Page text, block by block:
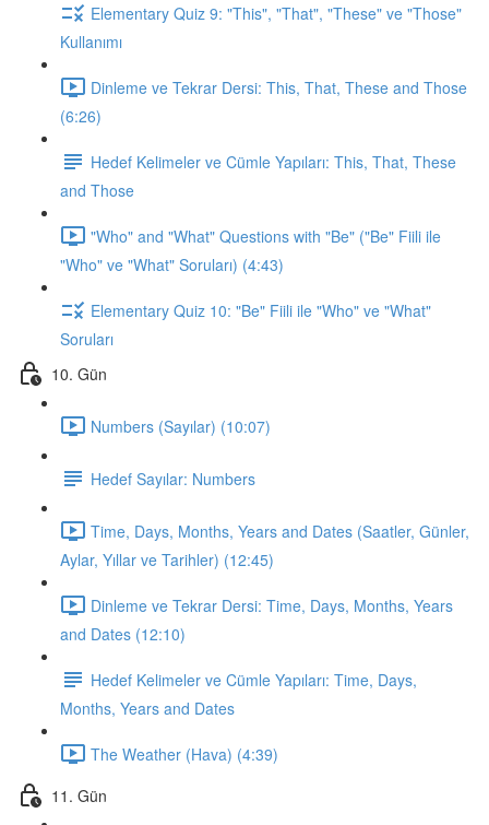
Elementary Quiz 9: "This", "That", "These" ve "Those"
Kullanımı
Dinleme ve Tekrar Dersi: This, That, These and Those
(6:26)
Hedef Kelimeler ve Cümle Yapıları: This, That, These
and Those
"Who" and "What" Questions with "Be" ("Be" Fiili ile
"Who" ve "What" Soruları) (4:43)
Elementary Quiz 10: "Be" Fiili ile "Who" ve "What"
Soruları
10. Gün
Numbers (Sayılar) (10:07)
Hedef Sayılar: Numbers
Time, Days, Months, Years and Dates (Saatler, Günler,
Aylar, Yıllar ve Tarihler) (12:45)
Dinleme ve Tekrar Dersi: Time, Days, Months, Years
and Dates (12:10)
Hedef Kelimeler ve Cümle Yapıları: Time, Days,
Months, Years and Dates
The Weather (Hava) (4:39)
11. Gün